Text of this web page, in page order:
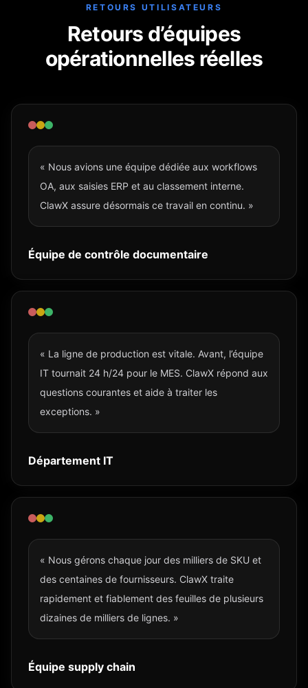
RETOURS UTILISATEURS
Retours d’équipes
opérationnelles réelles
« Nous avions une équipe dédiée aux workflows
OA, aux saisies ERP et au classement interne.
ClawX assure désormais ce travail en continu. »
Équipe de contrôle documentaire
« La ligne de production est vitale. Avant, l’équipe
IT tournait 24 h/24 pour le MES. ClawX répond aux
questions courantes et aide à traiter les
exceptions. »
Département IT
« Nous gérons chaque jour des milliers de SKU et
des centaines de fournisseurs. ClawX traite
rapidement et fiablement des feuilles de plusieurs
dizaines de milliers de lignes. »
Équipe supply chain